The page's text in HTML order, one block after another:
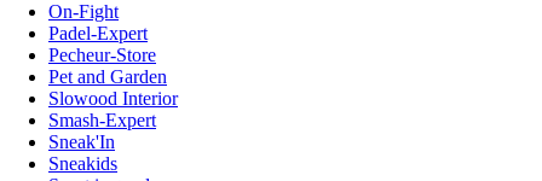
On-Fight
Padel-Expert
Pecheur-Store
Pet and Garden
Slowood Interior
Smash-Expert
Sneak'In
Sneakids